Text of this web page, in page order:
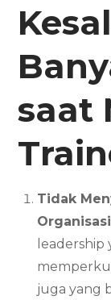
saat
Tidak
Organisasi
juga yang